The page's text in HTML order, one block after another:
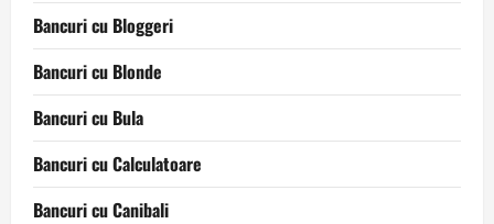
Bancuri cu Bloggeri
Bancuri cu Blonde
Bancuri cu Bula
Bancuri cu Calculatoare
Bancuri cu Canibali